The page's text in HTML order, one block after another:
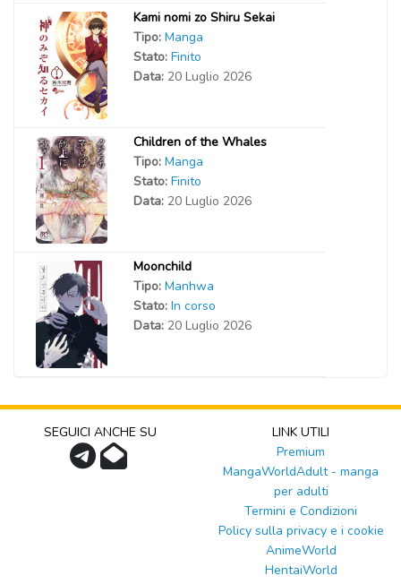
Kami nomi zo Shiru Sekai
Tipo: Manga
Stato: Finito
Data: 20 Luglio 2026
Children of the Whales
Tipo: Manga
Stato: Finito
Data: 20 Luglio 2026
Moonchild
Tipo: Manhwa
Stato: In corso
Data: 20 Luglio 2026
SEGUICI ANCHE SU
LINK UTILI
Premium
MangaWorldAdult - manga
per adulti
Termini e Condizioni
Policy sulla privacy e i cookie
AnimeWorld
HentaiWorld